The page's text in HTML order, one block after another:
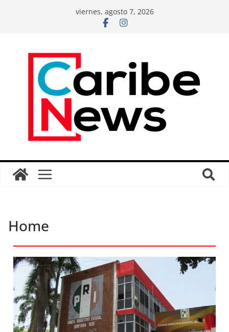
viernes, agosto 7, 2026
Home